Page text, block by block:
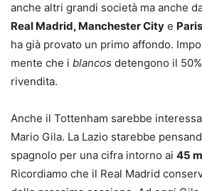
anche altri grandi società ma anche
Real Madrid, Manchester City e
ha già provato un primo affondo.
mente che i blancos detengono il
rivendita.
Anche il Tottenham sarebbe
Mario Gila. La Lazio starebbe
spagnolo per una cifra intorno ai 45
Ricordiamo che il Real Madrid